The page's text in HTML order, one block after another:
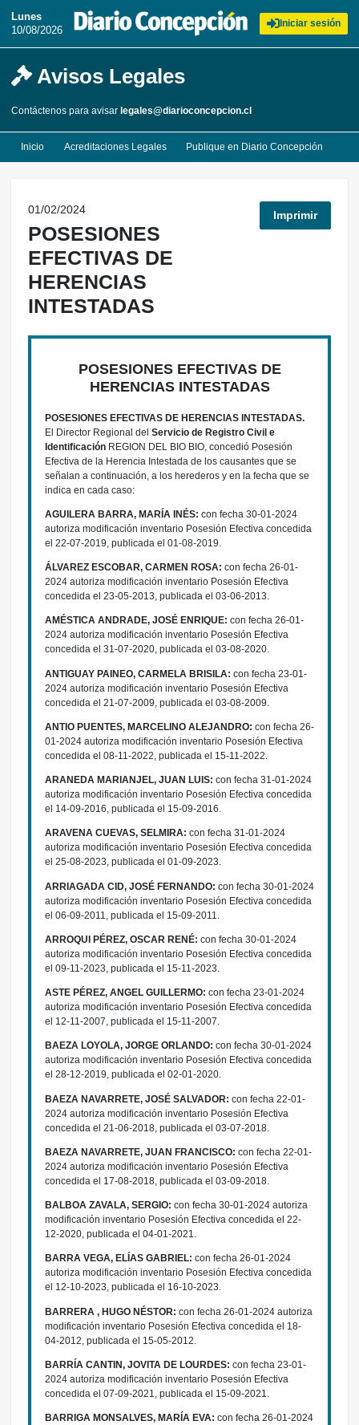
Lunes
10/08/2026
Iniciar sesión
Avisos Legales
Contáctenos para avisar legales@diarioconcepcion.cl
Inicio Acreditaciones Legales Publique en Diario Concepción
01/02/2024
POSESIONES
EFECTIVAS DE
HERENCIAS
INTESTADAS
Imprimir
POSESIONES EFECTIVAS DE
HERENCIAS INTESTADAS
POSESIONES EFECTIVAS DE HERENCIAS INTESTADAS.
El Director Regional del Servicio de Registro Civil e
Identificación REGION DEL BIO BIO, concedió Posesión
Efectiva de la Herencia Intestada de los causantes que se
señalan a continuación, a los herederos y en la fecha que se
indica en cada caso:
AGUILERA BARRA, MARÍA INÉS: con fecha 30-01-2024
autoriza modificación inventario Posesión Efectiva concedida
el 22-07-2019, publicada el 01-08-2019.
ÁLVAREZ ESCOBAR, CARMEN ROSA: con fecha 26-01-
2024 autoriza modificación inventario Posesión Efectiva
concedida el 23-05-2013, publicada el 03-06-2013.
AMÉSTICA ANDRADE, JOSÉ ENRIQUE: con fecha 26-01-
2024 autoriza modificación inventario Posesión Efectiva
concedida el 31-07-2020, publicada el 03-08-2020.
ANTIGUAY PAINEO, CARMELA BRISILA: con fecha 23-01-
2024 autoriza modificación inventario Posesión Efectiva
concedida el 21-07-2009, publicada el 03-08-2009.
ANTIO PUENTES, MARCELINO ALEJANDRO: con fecha 26-
01-2024 autoriza modificación inventario Posesión Efectiva
concedida el 08-11-2022, publicada el 15-11-2022.
ARANEDA MARIANJEL, JUAN LUIS: con fecha 31-01-2024
autoriza modificación inventario Posesión Efectiva concedida
el 14-09-2016, publicada el 15-09-2016.
ARAVENA CUEVAS, SELMIRA: con fecha 31-01-2024
autoriza modificación inventario Posesión Efectiva concedida
el 25-08-2023, publicada el 01-09-2023.
ARRIAGADA CID, JOSÉ FERNANDO: con fecha 30-01-2024
autoriza modificación inventario Posesión Efectiva concedida
el 06-09-2011, publicada el 15-09-2011.
ARROQUI PÉREZ, OSCAR RENÉ: con fecha 30-01-2024
autoriza modificación inventario Posesión Efectiva concedida
el 09-11-2023, publicada el 15-11-2023.
ASTE PÉREZ, ANGEL GUILLERMO: con fecha 23-01-2024
autoriza modificación inventario Posesión Efectiva concedida
el 12-11-2007, publicada el 15-11-2007.
BAEZA LOYOLA, JORGE ORLANDO: con fecha 30-01-2024
autoriza modificación inventario Posesión Efectiva concedida
el 28-12-2019, publicada el 02-01-2020.
BAEZA NAVARRETE, JOSÉ SALVADOR: con fecha 22-01-
2024 autoriza modificación inventario Posesión Efectiva
concedida el 21-06-2018, publicada el 03-07-2018.
BAEZA NAVARRETE, JUAN FRANCISCO: con fecha 22-01-
2024 autoriza modificación inventario Posesión Efectiva
concedida el 17-08-2018, publicada el 03-09-2018.
BALBOA ZAVALA, SERGIO: con fecha 30-01-2024 autoriza
modificación inventario Posesión Efectiva concedida el 22-
12-2020, publicada el 04-01-2021.
BARRA VEGA, ELÍAS GABRIEL: con fecha 26-01-2024
autoriza modificación inventario Posesión Efectiva concedida
el 12-10-2023, publicada el 16-10-2023.
BARRERA , HUGO NÉSTOR: con fecha 26-01-2024 autoriza
modificación inventario Posesión Efectiva concedida el 18-
04-2012, publicada el 15-05-2012.
BARRÍA CANTIN, JOVITA DE LOURDES: con fecha 23-01-
2024 autoriza modificación inventario Posesión Efectiva
concedida el 07-09-2021, publicada el 15-09-2021.
BARRIGA MONSALVES, MARÍA EVA: con fecha 26-01-2024